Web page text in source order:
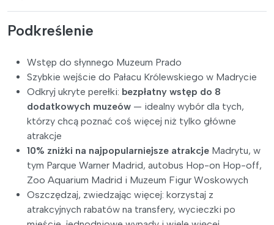
Podkreślenie
Wstęp do słynnego Muzeum Prado
Szybkie wejście do Pałacu Królewskiego w Madrycie
Odkryj ukryte perełki: bezpłatny wstęp do 8
dodatkowych muzeów — idealny wybór dla tych,
którzy chcą poznać coś więcej niż tylko główne
atrakcje
10% zniżki na najpopularniejsze atrakcje Madrytu, w
tym Parque Warner Madrid, autobus Hop-on Hop-off,
Zoo Aquarium Madrid i Muzeum Figur Woskowych
Oszczędzaj, zwiedzając więcej: korzystaj z
atrakcyjnych rabatów na transfery, wycieczki po